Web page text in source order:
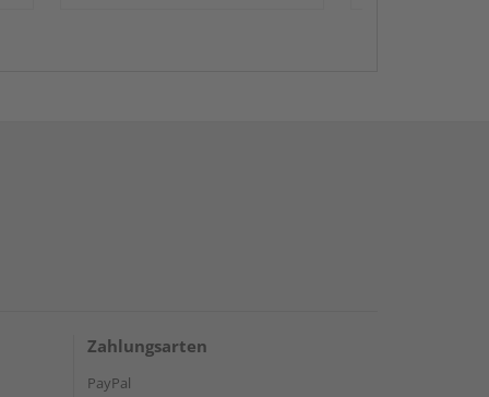
Zahlungsarten
PayPal